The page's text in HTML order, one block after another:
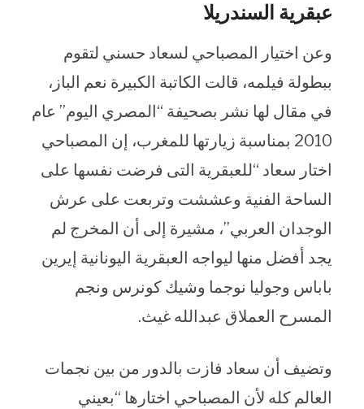
عبقرية السندريلا
وعن اختيار المصباحي لسعاد حسني لتقوم
ببطولة فيلمه، قالت الكاتبة الكبيرة نعم الباز،
في مقال لها نشر بصحيفة “المصري اليوم” عام
2010 بمناسبة زيارتها للمغرب، إن المصباحي
اختار سعاد “للعبقرية التى فرضت نفسها على
الساحة الفنية وعششت وتربعت على عرش
الوجدان العربي”، مشيرة إلى أن المخرج لم
يجد أفضل منها ليواجه العبقرية اليونانية إيرين
باباس وجوليا نوجما وشيك كونرس ونجم
المسرح العملاق عبدالله غيث.
وتضيف أن سعاد فازت بالدور من بين نجمات
العالم كله لأن المصباحي اختارها “بعيني